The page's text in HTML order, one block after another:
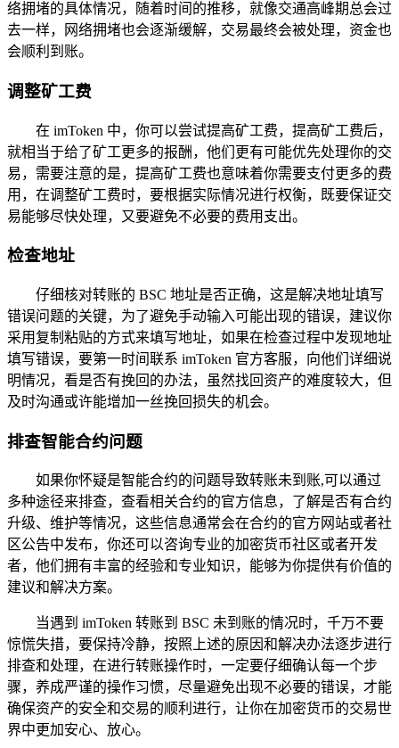
络拥堵的具体情况，随着时间的推移，就像交通高峰期总会过
去一样，网络拥堵也会逐渐缓解，交易最终会被处理，资金也
会顺利到账。
调整矿工费
在 imToken 中，你可以尝试提高矿工费，提高矿工费后，
就相当于给了矿工更多的报酬，他们更有可能优先处理你的交
易，需要注意的是，提高矿工费也意味着你需要支付更多的费
用，在调整矿工费时，要根据实际情况进行权衡，既要保证交
易能够尽快处理，又要避免不必要的费用支出。
检查地址
仔细核对转账的 BSC 地址是否正确，这是解决地址填写
错误问题的关键，为了避免手动输入可能出现的错误，建议你
采用复制粘贴的方式来填写地址，如果在检查过程中发现地址
填写错误，要第一时间联系 imToken 官方客服，向他们详细说
明情况，看是否有挽回的办法，虽然找回资产的难度较大，但
及时沟通或许能增加一丝挽回损失的机会。
排查智能合约问题
如果你怀疑是智能合约的问题导致转账未到账,可以通过
多种途径来排查，查看相关合约的官方信息，了解是否有合约
升级、维护等情况，这些信息通常会在合约的官方网站或者社
区公告中发布，你还可以咨询专业的加密货币社区或者开发
者，他们拥有丰富的经验和专业知识，能够为你提供有价值的
建议和解决方案。
当遇到 imToken 转账到 BSC 未到账的情况时，千万不要
惊慌失措，要保持冷静，按照上述的原因和解决办法逐步进行
排查和处理，在进行转账操作时，一定要仔细确认每一个步
骤，养成严谨的操作习惯，尽量避免出现不必要的错误，才能
确保资产的安全和交易的顺利进行，让你在加密货币的交易世
界中更加安心、放心。